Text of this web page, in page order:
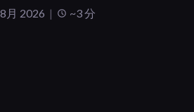
月 2026 ~3 分